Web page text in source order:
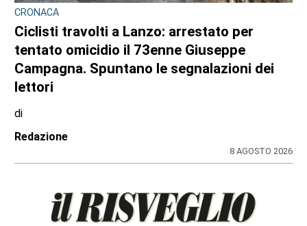
CRONACA
Ciclisti travolti a Lanzo: arrestato per
tentato omicidio il 73enne Giuseppe
Campagna. Spuntano le segnalazioni dei
lettori
di
Redazione
8 AGOSTO 2026